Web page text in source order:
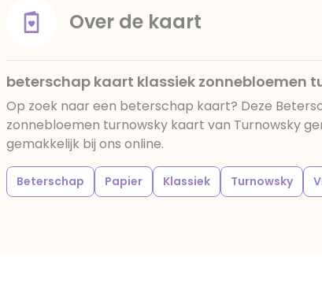
Over de kaart
beterschap kaart klassiek zonnebloemen
Op zoek naar een beterschap kaart? Deze
zonnebloemen turnowsky kaart van Turnowsky
gemakkelijk bij ons online.
Beterschap Papier Klassiek Turnowsky